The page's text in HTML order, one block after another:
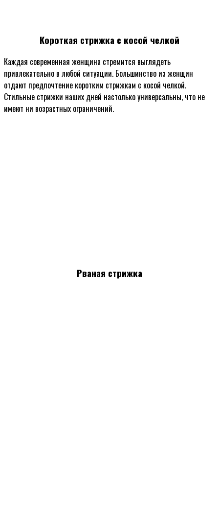
Короткая стрижка с косой челкой
Каждая современная женщина стремится выглядеть
привлекательно в любой ситуации. Большинство из женщин
отдают предпочтение коротким стрижкам с косой челкой.
Стильные стрижки наших дней настолько универсальны, что не
имеют ни возрастных ограничений.
Рваная стрижка